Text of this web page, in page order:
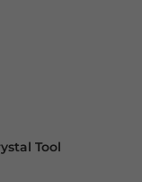
Tool